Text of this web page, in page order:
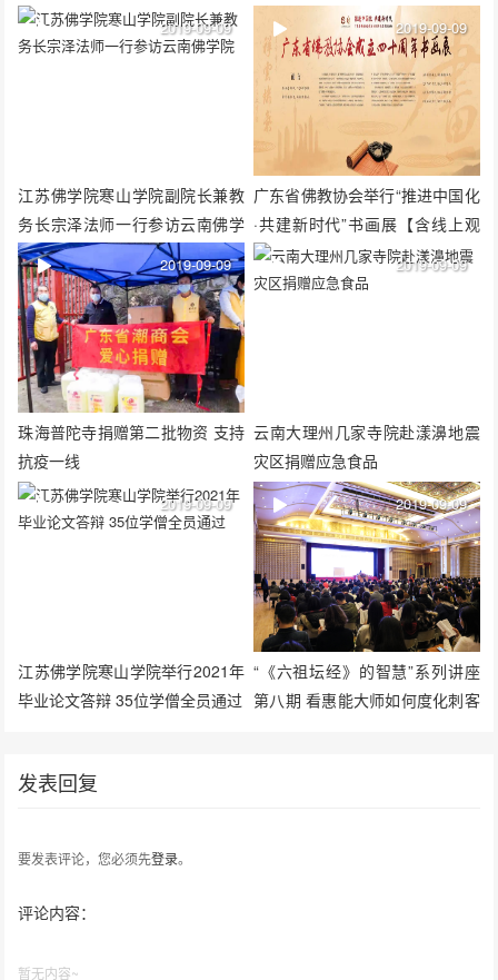
江苏佛学院寒山学院副院长兼教
务长宗泽法师一行参访云南佛学
院
2019-09-09
广东省佛教协会举行“推进中国化
·共建新时代”书画展【含线上观
展H5】
2019-09-09
珠海普陀寺捐赠第二批物资 支持
抗疫一线
2019-09-09
云南大理州几家寺院赴漾濞地震
灾区捐赠应急食品
2019-09-09
江苏佛学院寒山学院举行2021年
毕业论文答辩 35位学僧全员通过
2019-09-09
“《六祖坛经》的智慧”系列讲座
第八期 看惠能大师如何度化刺客
2019-09-09
发表回复
要发表评论，您必须先登录。
评论内容：
暂无内容~